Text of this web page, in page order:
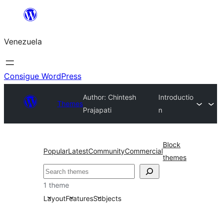
Saltar
contenido
Venezuela
Consigue WordPress
Themes
Author: Chintesh
Prajapati
Introductio
n
PopularLatestCommunityCommercial
Block
themes
Buscar
1 theme
LayoutFeaturesSubjects